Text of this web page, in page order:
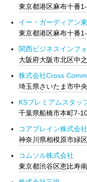
東京都港区麻布十番
イー・ガーディアン
東京都港区麻布十番
関西ビジネスインフ
大阪府大阪市北区中
株式会社Cross
埼玉県さいたま市中
KSプレミアムスタッ
千葉県船橋市本町7-
コアブレイン株式会社
神奈川県相模原市緑
コムソル株式会社
東京都渋谷区恵比寿